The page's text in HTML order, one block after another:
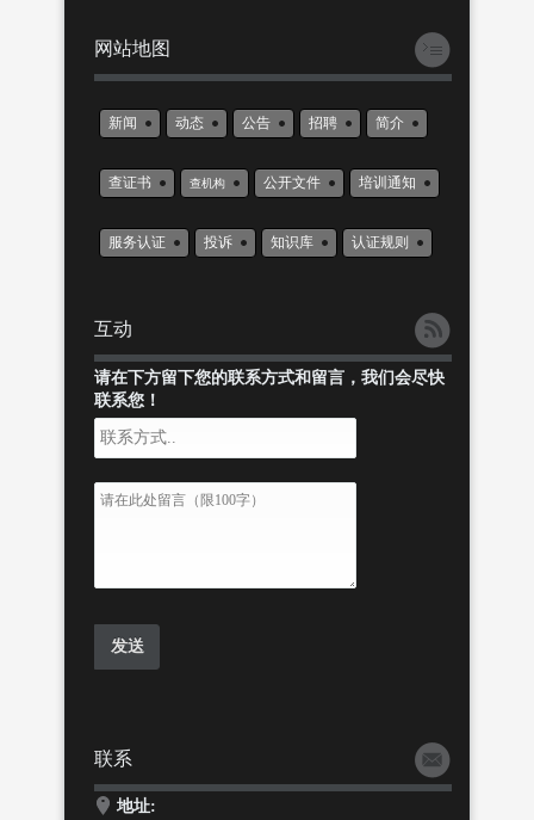
网站地图
新闻 动态 公告 招聘 简介
查证书 查机构 公开文件 培训通知
服务认证 投诉 知识库 认证规则
互动
请在下方留下您的联系方式和留言，我们会尽快
联系您！
联系
地址: